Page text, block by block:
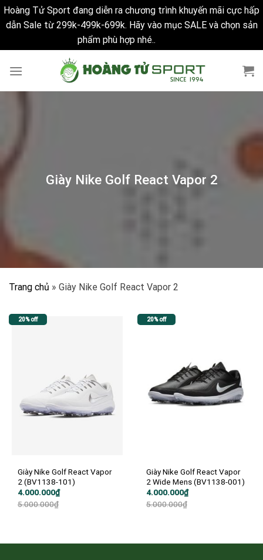
Hoàng Tử Sport đang diễn ra chương trình khuyến mãi cực hấp
dẫn Sale từ 299k-499k-699k. Hãy vào mục SALE và chọn sản
phẩm phù hợp nhé..
Giày Nike Golf React Vapor 2
Trang chủ » Giày Nike Golf React Vapor 2
20% off
Giày Nike Golf React Vapor
2 (BV1138-101)
5.000.000₫
Giá
là:
4.000.000₫
Giá
tại
20% off
Giày Nike Golf React Vapor
2 Wide Mens (BV1138-001)
5.000.000₫
Giá
là:
4.000.000₫
Giá
tại